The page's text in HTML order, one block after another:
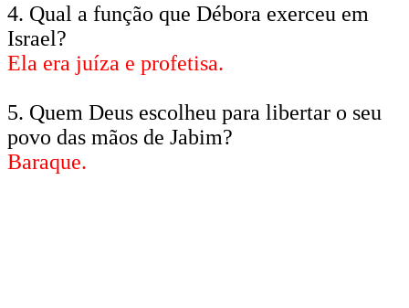
4. Qual a função que Débora exerceu em
Israel?
Ela era juíza e profetisa.
5. Quem Deus escolheu para libertar o seu
povo das mãos de Jabim?
Baraque.